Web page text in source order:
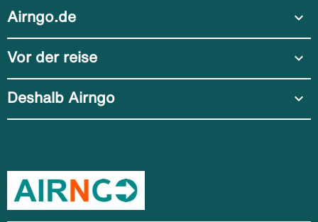
Airngo.de expand_more
Vor der reise expand_more
Deshalb Airngo expand_more